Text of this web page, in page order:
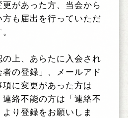
リンク
があった方、当会から
も届出を行っていただ
上、あらたに入会され
の登録」、メールアド
に変更があった方は
連絡不能の方は「連絡不
り登録をお願いしま